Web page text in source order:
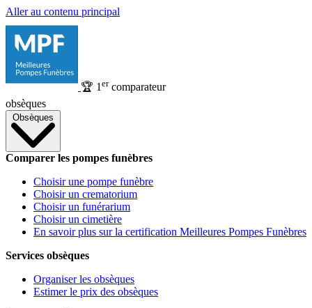
Aller au contenu principal
🏆 1 ercomparateur
obsèques
Obsèques
Comparer les pompes funèbres
Choisir une pompe funèbre
Choisir un crematorium
Choisir un funérarium
Choisir un cimetière
En savoir plus sur la certification Meilleures Pompes Funèbres
Services obsèques
Organiser les obsèques
Estimer le prix des obsèques